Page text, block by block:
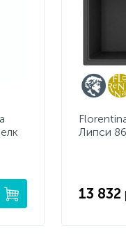
Липси
13 832